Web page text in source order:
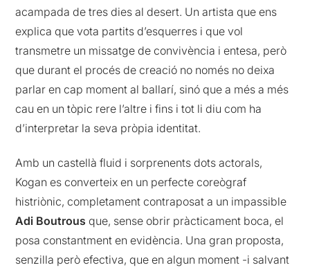
acampada de tres dies al desert. Un artista que ens
explica que vota partits d’esquerres i que vol
transmetre un missatge de convivència i entesa, però
que durant el procés de creació no només no deixa
parlar en cap moment al ballarí, sinó que a més a més
cau en un tòpic rere l’altre i fins i tot li diu com ha
d’interpretar la seva pròpia identitat.
Amb un castellà fluid i sorprenents dots actorals,
Kogan es converteix en un perfecte coreògraf
histriònic, completament contraposat a un impassible
Adi Boutrous que, sense obrir pràcticament boca, el
posa constantment en evidència. Una gran proposta,
senzilla però efectiva, que en algun moment -i salvant